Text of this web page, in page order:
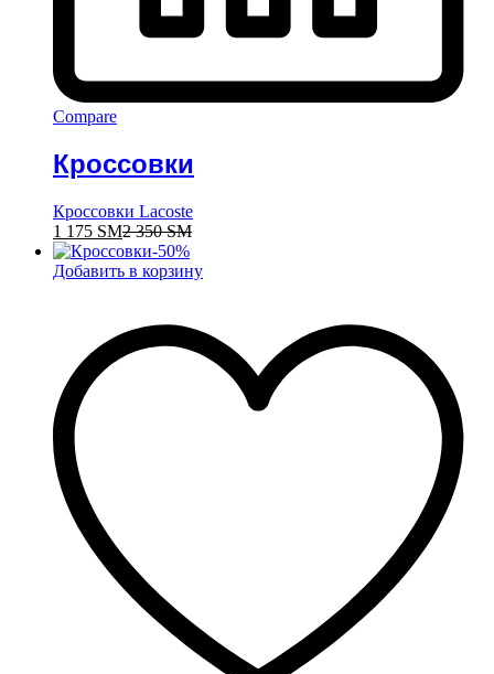
Compare
Кроссовки
Кроссовки Lacoste
1 175 ЅМ2 350ЅМ
-50%
Добавить в корзину